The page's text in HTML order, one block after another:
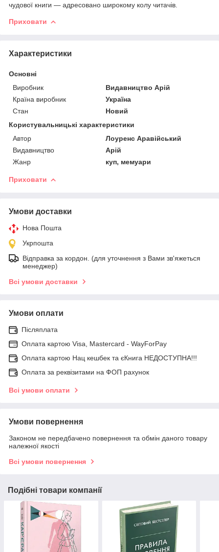
чудової книги — адресовано широкому колу читачів.
Приховати
Характеристики
Основні
Виробник
Видавництво Арій
Країна виробник
Україна
Стан
Новий
Користувальницькі характеристики
Автор
Лоуренс Аравійський
Видавництво
Арій
Жанр
куп, мемуари
Приховати
Умови доставки
Нова Пошта
Укрпошта
Відправка за кордон. (для уточнення з Вами зв'яжеться
менеджер)
Всі умови доставки
Умови оплати
Післяплата
Оплата картою Visa, Mastercard - WayForPay
Оплата картою Нац кешбек та єКнига НЕДОСТУПНА!!!
Оплата за реквізитами на ФОП рахунок
Всі умови оплати
Умови повернення
Законом не передбачено повернення та обмін даного товару
належної якості
Всі умови повернення
Подібні товари компанії